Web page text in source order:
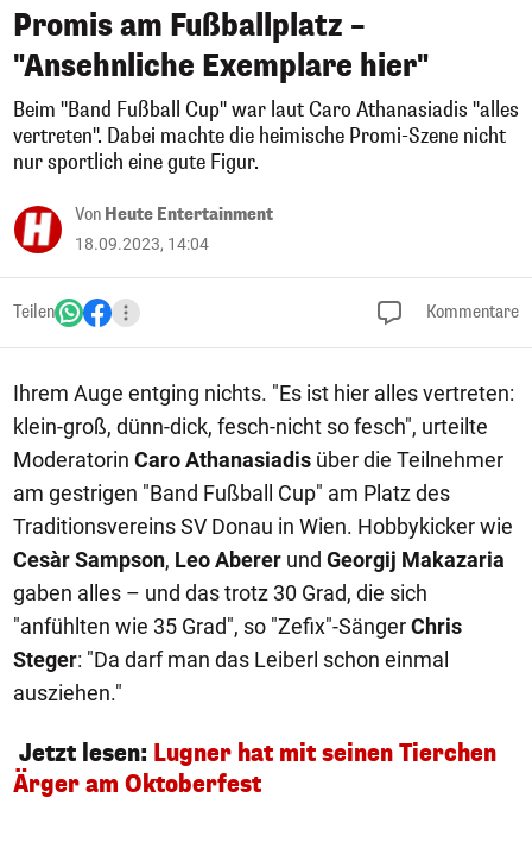
Promis am Fußballplatz –
"Ansehnliche Exemplare hier"
Beim "Band Fußball Cup" war laut Caro Athanasiadis "alles
vertreten". Dabei machte die heimische Promi-Szene nicht
nur sportlich eine gute Figur.
Von Heute Entertainment
18.09.2023, 14:04
Teilen Kommentare
Ihrem Auge entging nichts. "Es ist hier alles vertreten:
klein-groß, dünn-dick, fesch-nicht so fesch", urteilte
Moderatorin Caro Athanasiadis über die Teilnehmer
am gestrigen "Band Fußball Cup" am Platz des
Traditionsvereins SV Donau in Wien. Hobbykicker wie
Cesàr Sampson, Leo Aberer und Georgij Makazaria
gaben alles – und das trotz 30 Grad, die sich
"anfühlten wie 35 Grad", so "Zefix"-SängerChris
Steger: "Da darf man das Leiberl schon einmal
ausziehen."
Jetzt lesen: Lugner hat mit seinen Tierchen
Ärger am Oktoberfest